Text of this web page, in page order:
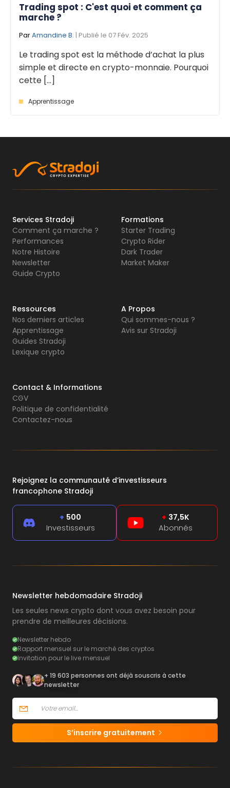
Trading spot : C'est quoi et comment ça
marche ?
ParAmandine B. | Publié le 07 Fév. 2025
Le trading spot est la méthode d’achat la plus
simple et directe en crypto-monnaie. Pourquoi
cette [...]
Apprentissage
Services Stradoji
Comment ça marche ?
Performances
Notre Histoire
Newsletter
Guide Crypto
Formations
Starter Trading
Crypto Rider
Dark Trader
Market Maker
Ressources
Nos derniers articles
Apprentissage
Guides Stradoji
Lexique crypto
A Propos
Qui sommes-nous ?
Avis sur Stradoji
Contact & Informations
CGV
Politique de confidentialité
Contactez-nous
Rejoignez la communauté d’investisseurs
francophone Stradoji
+ 500
Investisseurs
+ 37,5K
Abonnés
Newsletter hebdomadaire Stradoji
Les seules news crypto dont vous avez besoin pour
prendre de meilleures décisions.
Newsletter hebdo
Rapport mensuel sur le marché des cryptos
Invitation pour le live mensuel
+ 19 603 personnes ont déjà souscris à cette
newsletter
S’inscrire gratuitement